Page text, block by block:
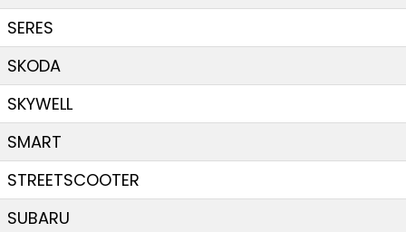
SERES
SKODA
SKYWELL
SMART
STREETSCOOTER
SUBARU